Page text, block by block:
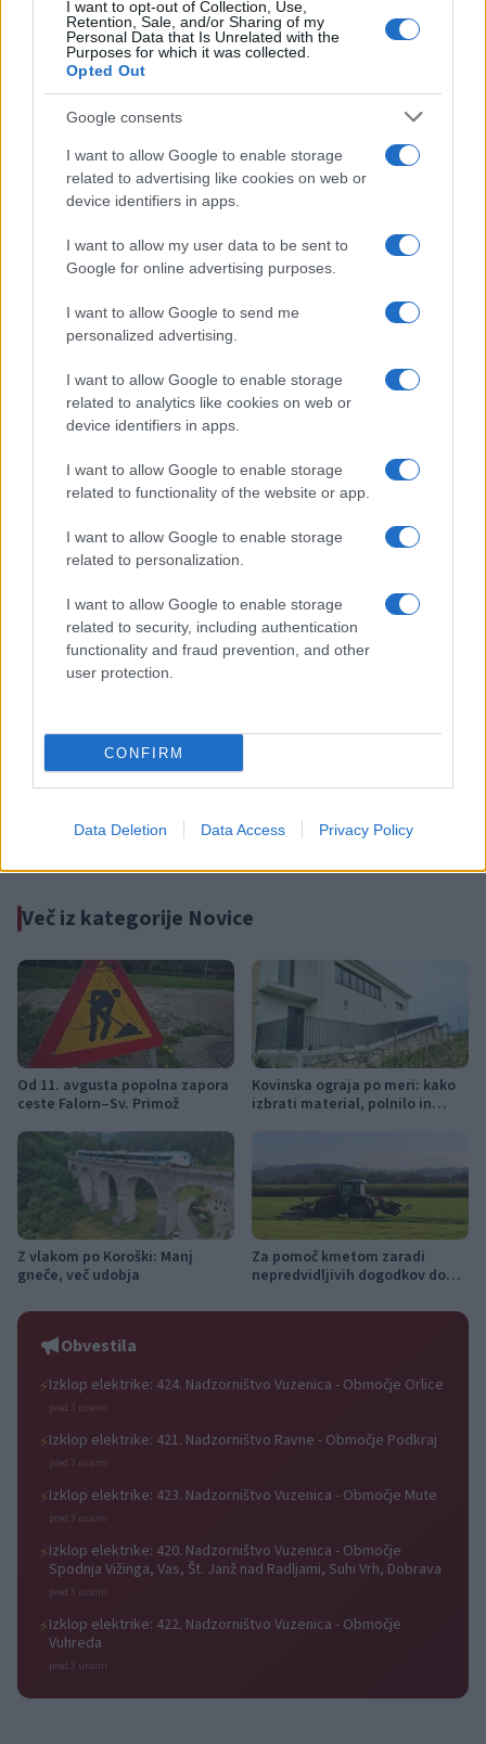
I want to opt-out of Collection, Use,
Retention, Sale, and/or Sharing of my
Personal Data that Is Unrelated with the
Purposes for which it was collected.
Opted Out
Google consents
I want to allow Google to enable storage
related to advertising like cookies on web or
device identifiers in apps.
I want to allow my user data to be sent to
Google for online advertising purposes.
I want to allow Google to send me
personalized advertising.
I want to allow Google to enable storage
related to analytics like cookies on web or
device identifiers in apps.
I want to allow Google to enable storage
related to functionality of the website or app.
I want to allow Google to enable storage
related to personalization.
I want to allow Google to enable storage
related to security, including authentication
functionality and fraud prevention, and other
user protection.
CONFIRM
Data Deletion Data Access Privacy Policy
rasističnimi, diskriminatornimi ali nezakonitimi vsebinami bodo
odstranjeni. Pravila komentiranja →
Failed to fetch
Slovenj Gradec Ravne na Koroškem
Mežica
Črna na Koroškem
Več iz kraja Slovenj Gradec
Kovinska ograja po meri: kako
izbrati material, polnilo in
izvedbo
Koroške reke so opazno upadle,
zadnja dva tedna skoraj brez
vrača Dežela škratov
bazen v Slovenj Gradcu in na
Ravnah
Več iz kategorije Novice
Od 11. avgusta popolna zapora
ceste Falorn–Sv. Primož
Kovinska ograja po meri: kako
izbrati material, polnilo in
Z vlakom po Koroški: Manj
gneče, več udobja
Za pomoč kmetom zaradi
nepredvidljivih dogodkov do
Obvestila
⚡Izklop elektrike: 424. Nadzorništvo Vuzenica - Območje Orlice
pred 3 urami
⚡Izklop elektrike: 421. Nadzorništvo Ravne - Območje Podkraj
pred 3 urami
⚡Izklop elektrike: 423. Nadzorništvo Vuzenica - Območje Mute
pred 3 urami
⚡Izklop elektrike: 420. Nadzorništvo Vuzenica - Območje
Spodnja Vižinga, Vas, Št. Janž nad Radljami, Suhi Vrh, Dobrava
pred 3 urami
⚡Izklop elektrike: 422. Nadzorništvo Vuzenica - Območje
Vuhreda
pred 3 urami